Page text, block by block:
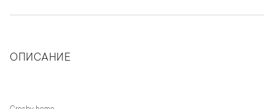
ОПИСАНИЕ